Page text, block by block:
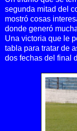
segunda mitad del
mostró cosas
donde generó
Una victoria que le
tabla para tratar de
dos fechas del final